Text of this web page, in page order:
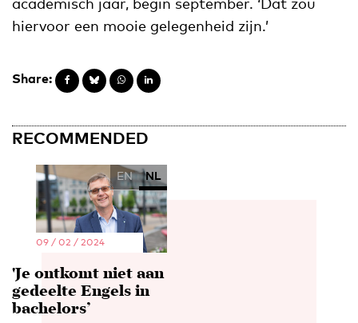
academisch jaar, begin september. ‘Dat zou
hiervoor een mooie gelegenheid zijn.’
Share:
RECOMMENDED
EN NL
09 / 02 / 2024
'Je ontkomt niet aan
gedeelte Engels in
bachelors’